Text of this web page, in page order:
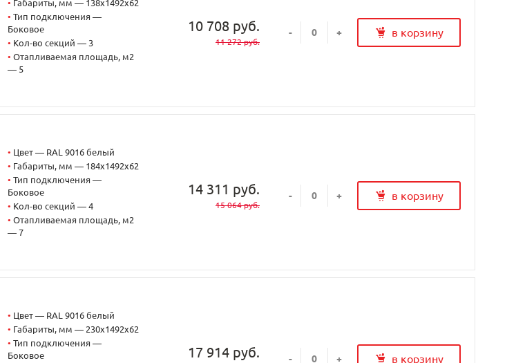
• Габариты, мм — 138x1492x62
• Тип подключения —
Боковое
• Кол-во секций — 3
• Отапливаемая площадь, м2
— 5
10 708 руб.
11 272 руб.
- + в корзину
• Цвет — RAL 9016 белый
• Габариты, мм — 184x1492x62
• Тип подключения —
Боковое
• Кол-во секций — 4
• Отапливаемая площадь, м2
— 7
14 311 руб.
15 064 руб.
- + в корзину
• Цвет — RAL 9016 белый
• Габариты, мм — 230x1492x62
• Тип подключения —
Боковое
17 914 руб. - + в корзину